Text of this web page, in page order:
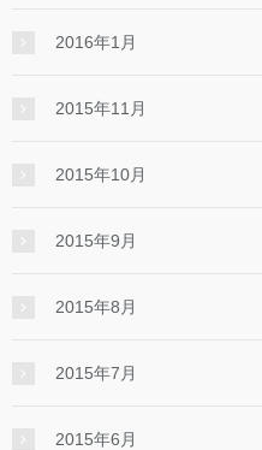
2016年1月
2015年11月
2015年10月
2015年9月
2015年8月
2015年7月
2015年6月